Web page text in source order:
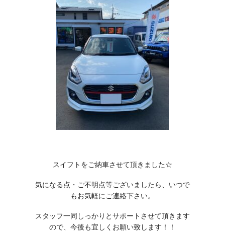
スイフトをご納車させて頂きました☆
気になる点・ご不明点等ございましたら、いつで
もお気軽にご連絡下さい。
スタッフ一同しっかりとサポートさせて頂きます
ので、今後も宜しくお願い致します！！